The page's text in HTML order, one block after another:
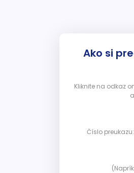
Ako si
Kliknite na odkaz
Číslo